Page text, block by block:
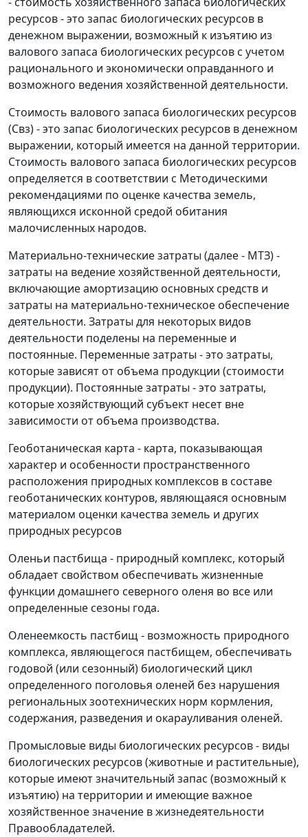
ресурсов - это запас биологических ресурсов в
денежном выражении, возможный к изъятию из
валового запаса биологических ресурсов с учетом
рационального и экономически оправданного и
возможного ведения хозяйственной деятельности.
Стоимость валового запаса биологических ресурсов
(Свз) - это запас биологических ресурсов в денежном
выражении, который имеется на данной территории.
Стоимость валового запаса биологических ресурсов
определяется в соответствии с Методическими
рекомендациями по оценке качества земель,
являющихся исконной средой обитания
малочисленных народов.
Материально-технические затраты (далее - МТЗ) -
затраты на ведение хозяйственной деятельности,
включающие амортизацию основных средств и
затраты на материально-техническое обеспечение
деятельности. Затраты для некоторых видов
деятельности поделены на переменные и
постоянные. Переменные затраты - это затраты,
которые зависят от объема продукции (стоимости
продукции). Постоянные затраты - это затраты,
которые хозяйствующий субъект несет вне
зависимости от объема производства.
Геоботаническая карта - карта, показывающая
характер и особенности пространственного
расположения природных комплексов в составе
геоботанических контуров, являющаяся основным
материалом оценки качества земель и других
природных ресурсов
Оленьи пастбища - природный комплекс, который
обладает свойством обеспечивать жизненные
функции домашнего северного оленя во все или
определенные сезоны года.
Оленеемкость пастбищ - возможность природного
комплекса, являющегося пастбищем, обеспечивать
годовой (или сезонный) биологический цикл
определенного поголовья оленей без нарушения
региональных зоотехнических норм кормления,
содержания, разведения и окарауливания оленей.
Промысловые виды биологических ресурсов - виды
биологических ресурсов (животные и растительные),
которые имеют значительный запас (возможный к
изъятию) на территории и имеющие важное
хозяйственное значение в жизнедеятельности
Правообладателей.